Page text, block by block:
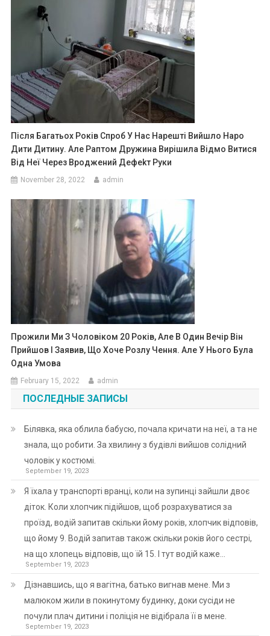
Після Багатьох Років Спроб У Нас Нарешті Вийшло Наро
Дити Дитину. Але Раптом Дружина Вирішила Відмо Витися
Від Неї Через Вроджений Дефеkт Руки
November 28, 2022 admin
Прожили Ми З Чоловіком 20 Років, Але В Один Вечір Він
Прийшов І Заявив, Що Хоче Розлу Чення. Але У Нього Була
Одна Умова
February 15, 2022 admin
ПОСЛЕДНЫЕ ЗАПИСЫ
Білявка, яка облила бабусю, почала кричати на неї, а та не
знала, що робити. За хвилину з будівлі вийшов солідний
чоловік у костюмі.
September 19, 2023
Я їхала у транспорті вранці, коли на зупинці зайшли двоє
діток. Коли хлопчик підійшов, щоб розрахуватися за
проїзд, водій запитав скільки йому років, хлопчик відповів,
що йому 9. Водій запитав також скільки років його сестрі,
на що хлопець відповів, що їй 15. І тут водій каже…
September 19, 2023
Дізнавшись, що я вагітна, батько вигнав мене. Ми з
малюком жили в покинутому будинку, доки сусіди не
почули плач дитини і поліція не відібрала її в мене.
September 19, 2023